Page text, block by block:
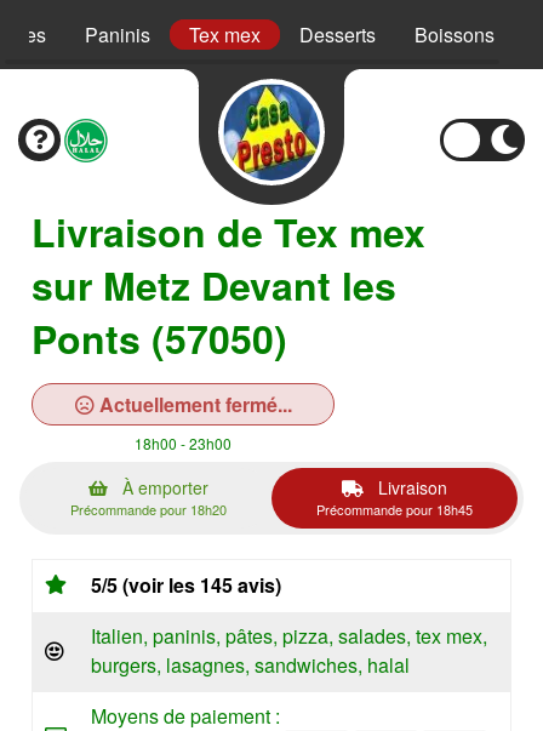
Paninis Tex mex Desserts Boissons
Livraison de Tex mex
sur Metz Devant les
Ponts (57050)
Actuellement fermé...
18h00 - 23h00
À emporter
Précommande pour 18h20
Livraison
Précommande pour 18h45
5/5 (voir les 145 avis)
Italien, paninis, pâtes, pizza, salades, tex mex,
burgers, lasagnes, sandwiches, halal
Moyens de paiement :